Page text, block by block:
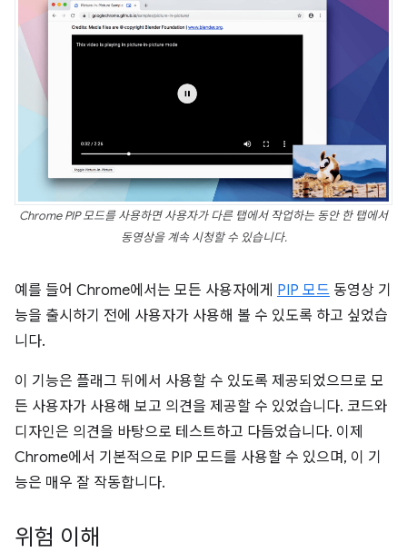
Chrome PIP 모드를 사용하면 사용자가 다른 탭에서 작업하는 동안 한 탭에서
동영상을 계속 시청할 수 있습니다.
예를 들어 Chrome에서는 모든 사용자에게 PIP 모드 동영상 기
능을 출시하기 전에 사용자가 사용해 볼 수 있도록 하고 싶었습
니다.
이 기능은 플래그 뒤에서 사용할 수 있도록 제공되었으므로 모
든 사용자가 사용해 보고 의견을 제공할 수 있었습니다. 코드와
디자인은 의견을 바탕으로 테스트하고 다듬었습니다. 이제
Chrome에서 기본적으로 PIP 모드를 사용할 수 있으며, 이 기
능은 매우 잘 작동합니다.
위험 이해